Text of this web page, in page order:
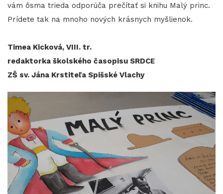
vám ôsma trieda odporúča prečítať si knihu Malý princ.
Prídete tak na mnoho nových krásnych myšlienok.
Timea Kicková, VIII. tr.
redaktorka školského časopisu SRDCE
ZŠ sv. Jána Krstiteľa Spišské Vlachy